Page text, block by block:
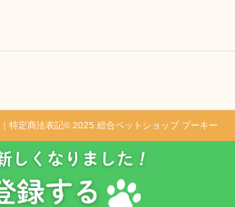
｜ 特定商法表記© 2025 総合ペットショップ プーキー